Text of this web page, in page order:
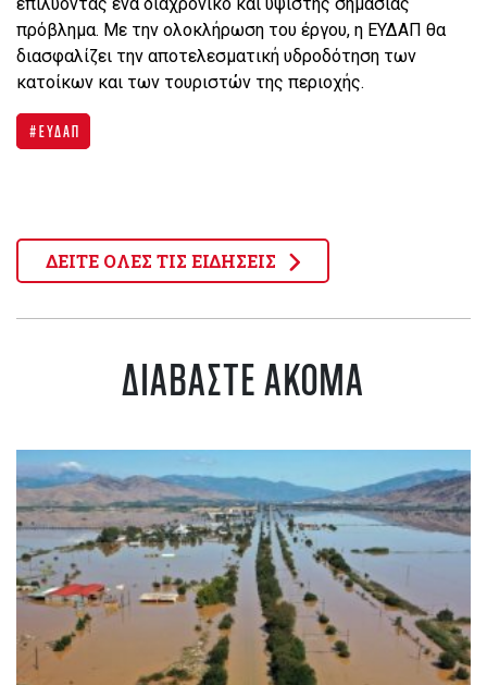
πρόβλημα. Με την ολοκλήρωση του έργου, η ΕΥΔΑΠ θα
διασφαλίζει την αποτελεσματική υδροδότηση των
κατοίκων και των τουριστών της περιοχής.
ΕΥΔΑΠ
ΔΕΙΤΕ ΟΛΕΣ ΤΙΣ ΕΙΔΗΣΕΙΣ
ΔΙΑΒΑΣΤΕ ΑΚΟΜΑ